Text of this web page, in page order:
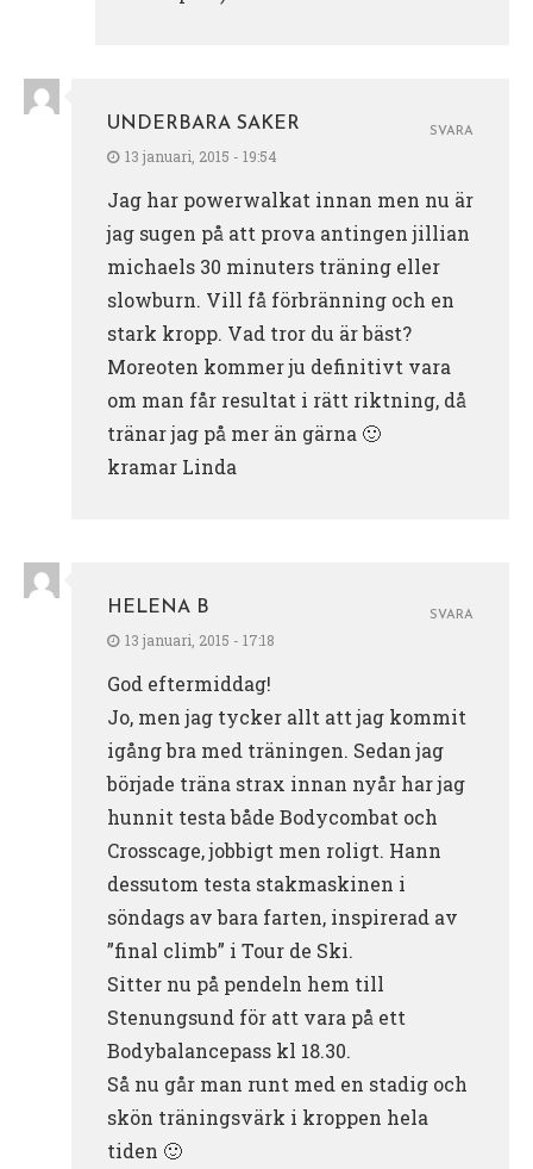
UNDERBARA SAKER
13 januari, 2015 - 19:54
Jag har powerwalkat innan men nu är
jag sugen på att prova antingen jillian
michaels 30 minuters träning eller
slowburn. Vill få förbränning och en
stark kropp. Vad tror du är bäst?
Moreoten kommer ju definitivt vara
om man får resultat i rätt riktning, då
tränar jag på mer än gärna 🙂
kramar Linda
SVARA
HELENA B
13 januari, 2015 - 17:18
God eftermiddag!
Jo, men jag tycker allt att jag kommit
igång bra med träningen. Sedan jag
började träna strax innan nyår har jag
hunnit testa både Bodycombat och
Crosscage, jobbigt men roligt. Hann
dessutom testa stakmaskinen i
söndags av bara farten, inspirerad av
”final climb” i Tour de Ski.
Sitter nu på pendeln hem till
Stenungsund för att vara på ett
Bodybalancepass kl 18.30.
Så nu går man runt med en stadig och
skön träningsvärk i kroppen hela
tiden 🙂
SVARA